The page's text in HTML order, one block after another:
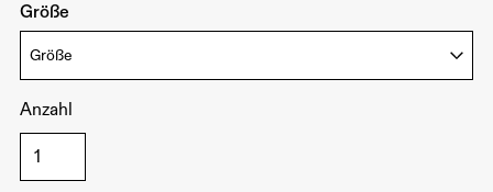
Größe
Anzahl